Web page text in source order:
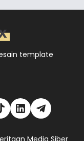
template
Media Siber